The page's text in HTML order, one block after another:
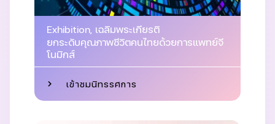
Exhibition, เฉลิมพระเกียรติ
ยกระดับคุณภาพชีวิตคนไทยด้วยการแพทย์จี
โนมิกส์
เข้าชมนิทรรศการ